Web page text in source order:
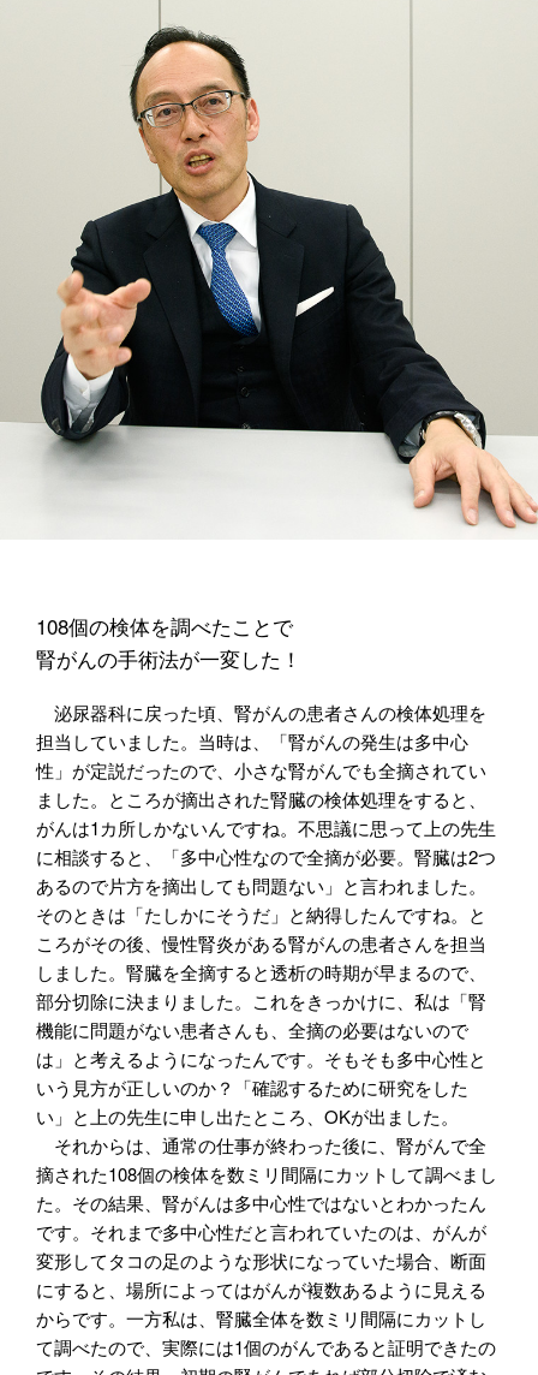
108個の検体を調べたことで
腎がんの手術法が一変した！
泌尿器科に戻った頃、腎がんの患者さんの検体処理を
担当していました。当時は、「腎がんの発生は多中心
性」が定説だったので、小さな腎がんでも全摘されてい
ました。ところが摘出された腎臓の検体処理をすると、
がんは1カ所しかないんですね。不思議に思って上の先生
に相談すると、「多中心性なので全摘が必要。腎臓は2つ
あるので片方を摘出しても問題ない」と言われました。
そのときは「たしかにそうだ」と納得したんですね。と
ころがその後、慢性腎炎がある腎がんの患者さんを担当
しました。腎臓を全摘すると透析の時期が早まるので、
部分切除に決まりました。これをきっかけに、私は「腎
機能に問題がない患者さんも、全摘の必要はないので
は」と考えるようになったんです。そもそも多中心性と
いう見方が正しいのか？「確認するために研究をした
い」と上の先生に申し出たところ、OKが出ました。
それからは、通常の仕事が終わった後に、腎がんで全
摘された108個の検体を数ミリ間隔にカットして調べまし
た。その結果、腎がんは多中心性ではないとわかったん
です。それまで多中心性だと言われていたのは、がんが
変形してタコの足のような形状になっていた場合、断面
にすると、場所によってはがんが複数あるように見える
からです。一方私は、腎臓全体を数ミリ間隔にカットし
て調べたので、実際には1個のがんであると証明できたの